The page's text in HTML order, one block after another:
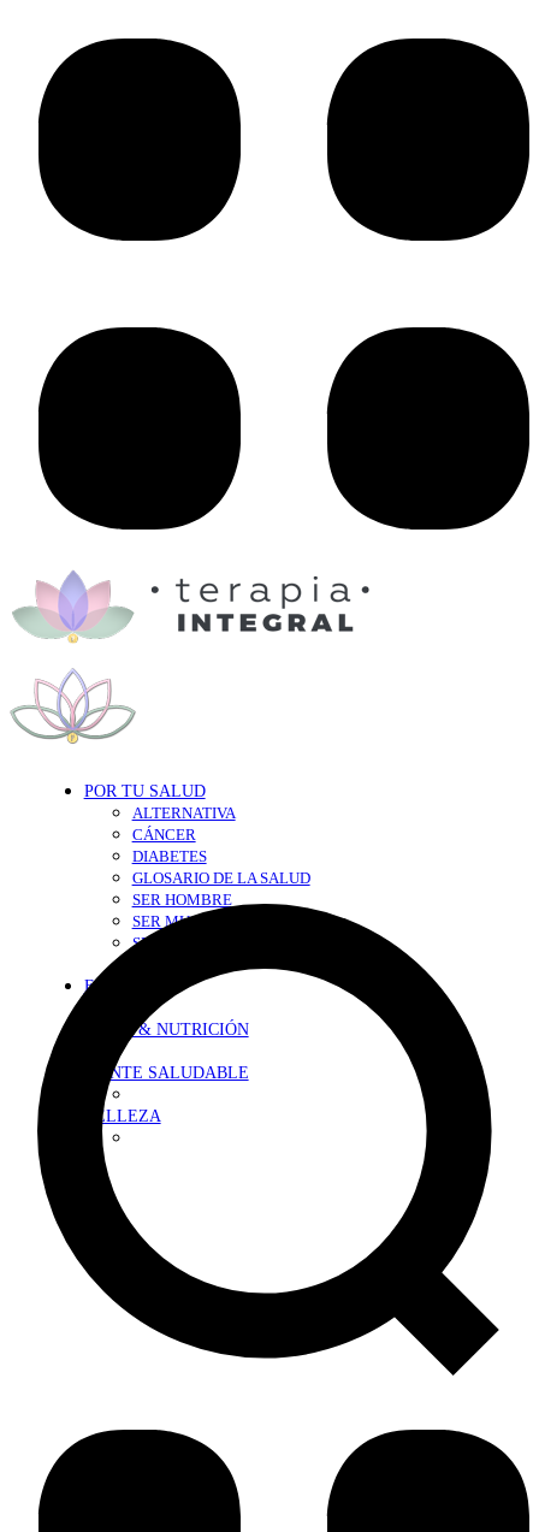
POR TU SALUD
ALTERNATIVA
CÁNCER
DIABETES
GLOSARIO DE LA SALUD
SER HOMBRE
SER MUJER
SEXY-SALUD
EN FORMA
DIETA & NUTRICIÓN
MENTE SALUDABLE
BELLEZA